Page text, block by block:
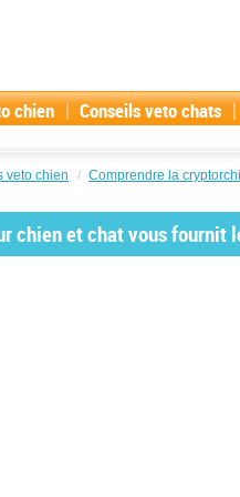
chien | Conseils veto chats |
veto chien / Comprendre la
chien et chat vous